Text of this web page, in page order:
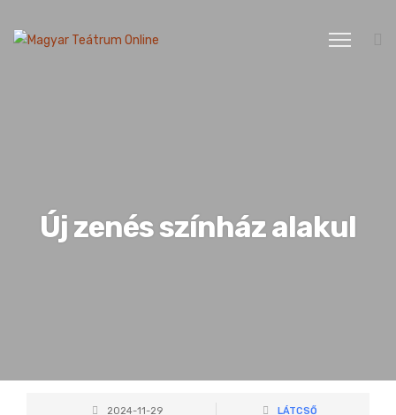
Új zenés színház alakul
2024-11-29 LÁTCSŐ